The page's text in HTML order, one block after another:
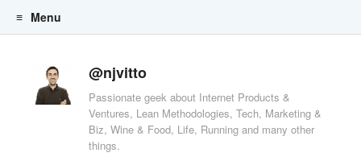
@njvitto
Passionate geek about Internet Products &
Ventures, Lean Methodologies, Tech, Marketing &
Biz, Wine & Food, Life, Running and many other
things.
Menu